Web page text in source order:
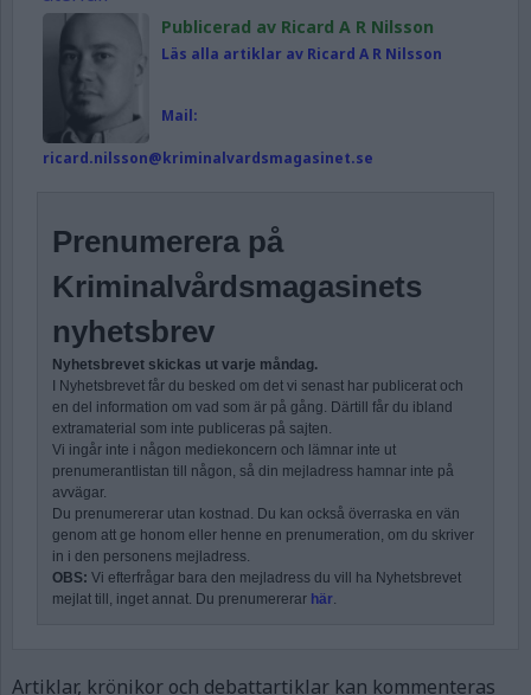
Publicerad av Ricard A R Nilsson
Läs alla artiklar av Ricard A R Nilsson
Mail:
ricard.nilsson@kriminalvardsmagasinet.se
Prenumerera på
Kriminalvårdsmagasinets
nyhetsbrev
Nyhetsbrevet skickas ut varje måndag.
I Nyhetsbrevet får du besked om det vi senast har publicerat och
en del information om vad som är på gång. Därtill får du ibland
extramaterial som inte publiceras på sajten.
Vi ingår inte i någon mediekoncern och lämnar inte ut
prenumerantlistan till någon, så din mejladress hamnar inte på
avvägar.
Du prenumererar utan kostnad. Du kan också överraska en vän
genom att ge honom eller henne en prenumeration, om du skriver
in i den personens mejladress.
OBS: Vi efterfrågar bara den mejladress du vill ha Nyhetsbrevet
mejlat till, inget annat. Du prenumererar här.
Artiklar, krönikor och debattartiklar kan kommenteras